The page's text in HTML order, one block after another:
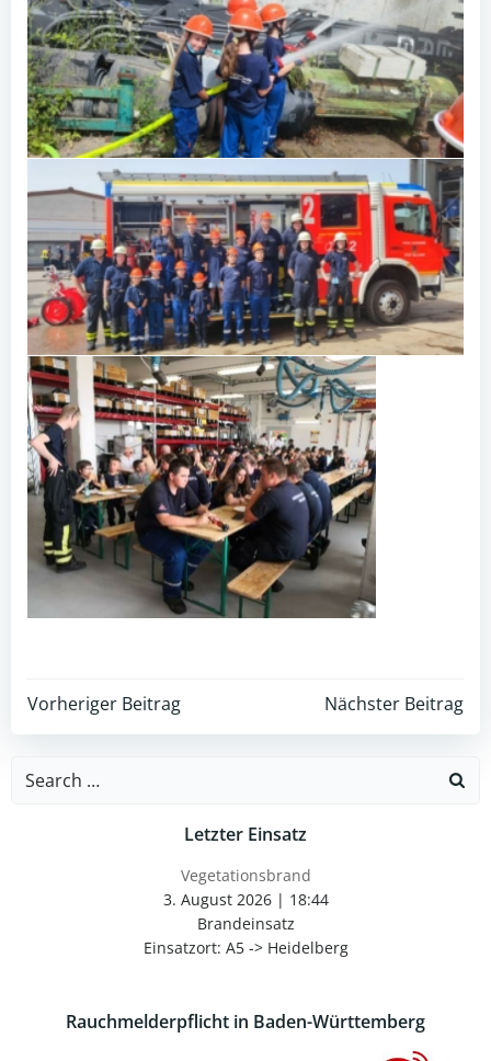
Post
navigation
Vorheriger Beitrag
Post
navigation
Nächster Beitrag
Search
Letzter Einsatz
Vegetationsbrand
3. August 2026| 18:44
Brandeinsatz
Einsatzort: A5 -> Heidelberg
Rauchmelderpflicht in Baden-Württemberg